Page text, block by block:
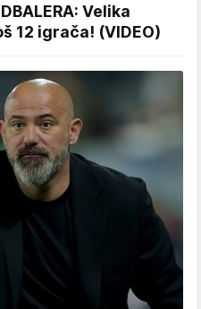
Velika
12 igrača! (VIDEO)